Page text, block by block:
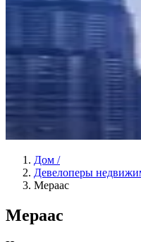
Дом /
Девелоперы
Мераас
Мераас